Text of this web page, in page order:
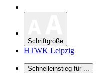
Schriftgröße
HTWK Leipzig
Schnelleinstieg für ...